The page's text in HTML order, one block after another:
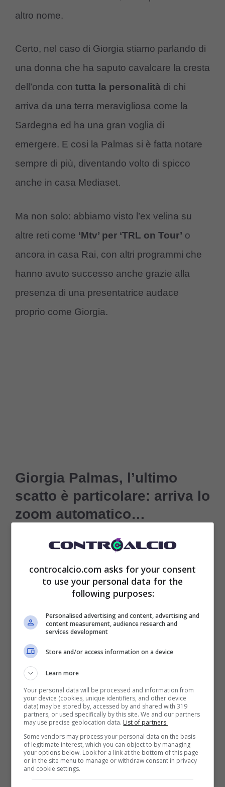
altro nome.
Certo, nel caso di Giorgia stiamo parlando di
una donna che ha saputo cavalcare la cresta
dell’onda con tutta la personalità di chi
arriva da una terra meravigliosa come la
Sardegna ed ha una gran voglia di
emergere. E cosi la Palmas si è fatta notare
sempre di più, diventando volto di spicco
anche in casa Mediaset.
Ma non solo: abbiamo visto l’ex velina su
altre reti come ‘Mtv’ per ‘TRL on Tour’ o
ancora in casa Rai, con altri programmi che
hanno avuto successo anche grazie alla
presenza di una presentatrice audace
proprio come Giorgia.
Giorgia Palmas, l’ultimo
scatto è particolare: arriva lo
zoom automatico…
Una donna di bella presenza ma soprattutto
stata un’ascesa che ha trovato terreno fertile
anche sui social. Si, perché le persone che
la seguono non sono di certo poche:
contento soltanto Instagram, infatti, la
Palmasvanta quasi 2 milioni di follower
Numeri che ovviamente ne fanno una delle
donne dello spettacolo più seguite ed amate
anche sul web.
controcalcio.com asks for your consent
to use your personal data for the
following purposes:
Personalised advertising and content, advertising and
content measurement, audience research and
services development
Store and/or access information on a device
Learn more
Your personal data will be processed and information from
your device (cookies, unique identifiers, and other device
data) may be stored by, accessed by and shared with 319
partners, or used specifically by this site. We and our partners
may use precise geolocation data. List of partners.
Some vendors may process your personal data on the basis
of legitimate interest, which you can object to by managing
your options below. Look for a link at the bottom of this page
or in the site menu to manage or withdraw consent in privacy
and cookie settings.